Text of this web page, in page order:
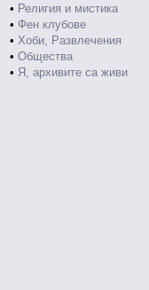
• Религия и мистика
• Фен клубове
• Хоби, Развлечения
• Общества
• Я, архивите са живи